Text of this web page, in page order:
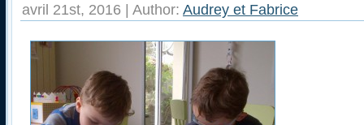
avril 21st, 2016 | Author: Audrey et Fabrice